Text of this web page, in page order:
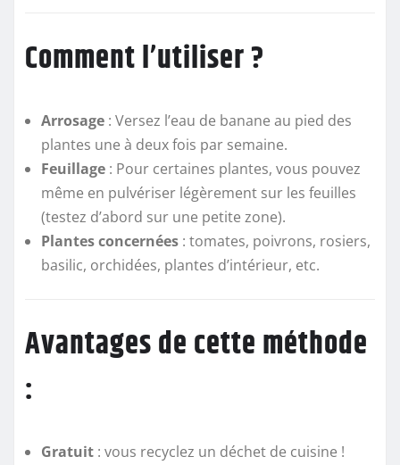
Comment l’utiliser ?
Arrosage : Versez l’eau de banane au pied des
plantes une à deux fois par semaine.
Feuillage : Pour certaines plantes, vous pouvez
même en pulvériser légèrement sur les feuilles
(testez d’abord sur une petite zone).
Plantes concernées : tomates, poivrons, rosiers,
basilic, orchidées, plantes d’intérieur, etc.
Avantages de cette méthode
:
Gratuit : vous recyclez un déchet de cuisine !